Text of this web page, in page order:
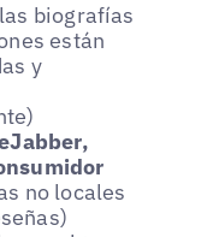
biografías
están
y
no locales